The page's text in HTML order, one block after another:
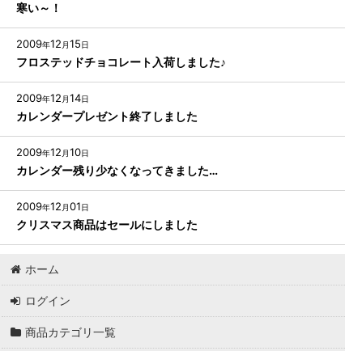
寒い～！
2009年12 月15日
フロステッドチョコレート入荷しました♪
2009年12 月14日
カレンダープレゼント終了しました
2009年12 月10日
カレンダー残り少なくなってきました…
2009年12 月01日
クリスマス商品はセールにしました
ホーム
ログイン
商品カテゴリ一覧